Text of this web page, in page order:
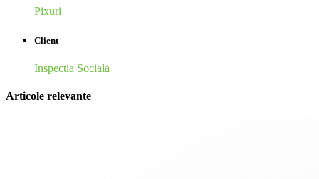
Pixuri
Client
Inspectia Sociala
Articole relevante